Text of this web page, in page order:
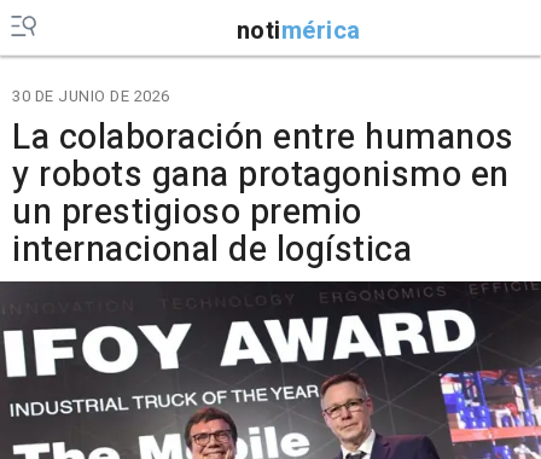
notimérica
30 DE JUNIO DE 2026
La colaboración entre humanos
y robots gana protagonismo en
un prestigioso premio
internacional de logística